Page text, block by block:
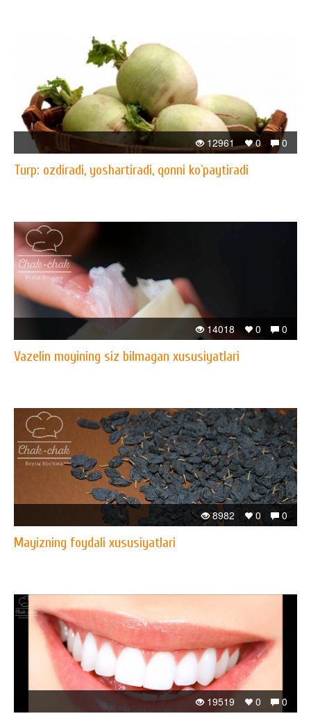
0
0
12961
Turp: ozdiradi, yoshartiradi, qonni ko`paytiradi
0
0
14018
Vazelin moyining siz bilmagan xususiyatlari
0
0
8982
Mayizning foydali xususiyatlari
0
0
19519